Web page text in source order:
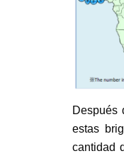
Después
estas
cantidad